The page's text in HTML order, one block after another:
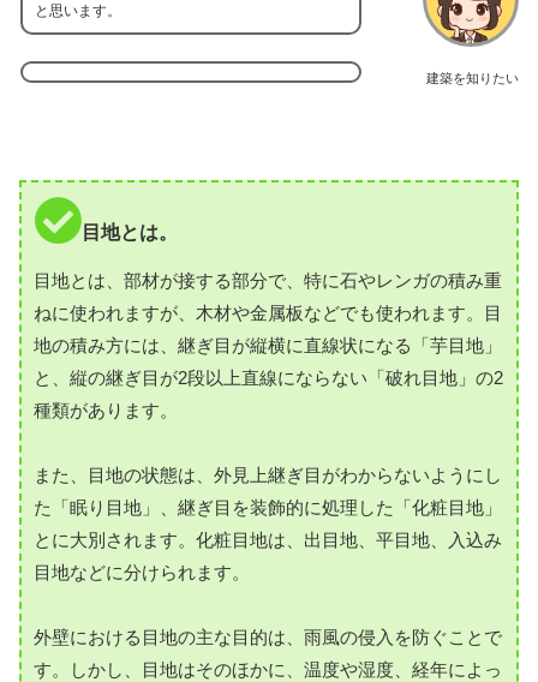
建築を知りたい
と思います。
目地とは。
目地とは、部材が接する部分で、特に石やレンガの積み重
ねに使われますが、木材や金属板などでも使われます。目
地の積み方には、継ぎ目が縦横に直線状になる「芋目地」
と、縦の継ぎ目が2段以上直線にならない「破れ目地」の2
種類があります。
また、目地の状態は、外見上継ぎ目がわからないようにし
た「眠り目地」、継ぎ目を装飾的に処理した「化粧目地」
とに大別されます。化粧目地は、出目地、平目地、入込み
目地などに分けられます。
外壁における目地の主な目的は、雨風の侵入を防ぐことで
す。しかし、目地はそのほかに、温度や湿度、経年によっ